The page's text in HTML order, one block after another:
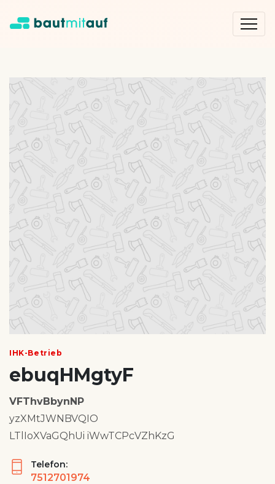
IHK-Betrieb
ebuqHMgtyF
VFThvBbynNP
yzXMtJWNBVQIO
LTlIoXVaGQhUi iWwTCPcVZhKzG
Telefon:
7512701974